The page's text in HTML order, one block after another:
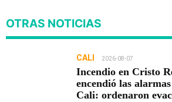
OTRAS NOTICIAS
CALI 2026-08-07
Incendio en Cristo
encendió las
Cali: ordenaron